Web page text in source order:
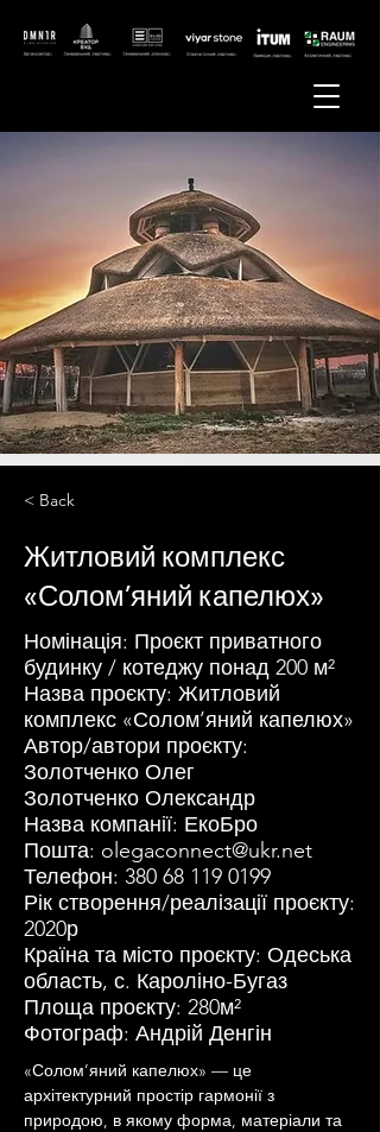
< Back
Житловий комплекс
«Солом’яний капелюх»
Номінація: Проєкт приватного
будинку / котеджу понад 200 м²
Назва проєкту: Житловий
комплекс «Солом’яний капелюх»
Автор/автори проєкту:
Золотченко Олег
Золотченко Олександр
Назва компанії: ЕкоБро
Пошта: olegaconnect@ukr.net
Телефон: 380 68 119 0199
Рік створення/реалізації проєкту:
2020р
Країна та місто проєкту: Одеська
область, с. Кароліно-Бугаз
Площа проєкту: 280м²
Фотограф: Андрій Денгін
«Солом’яний капелюх» — це
архітектурний простір гармонії з
природою, в якому форма, матеріали та